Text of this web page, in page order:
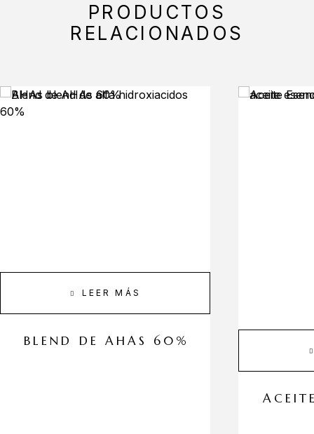
PRODUCTOS
RELACIONADOS
LEER MÁS
BLEND DE AHAS 60%